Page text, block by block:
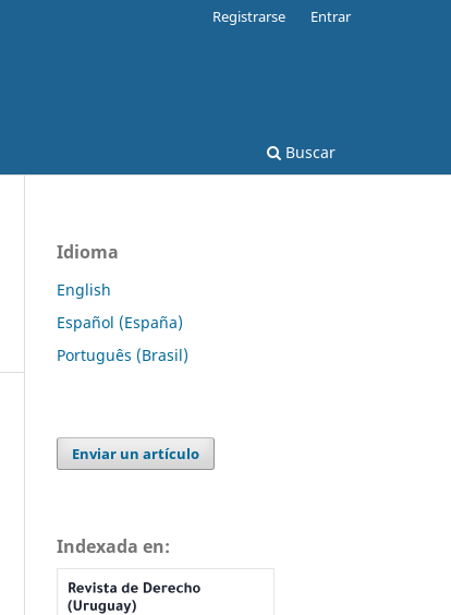
Buscar
Registrarse Entrar
Idioma
English
Español (España)
Português (Brasil)
Enviar un artículo
Indexada en: